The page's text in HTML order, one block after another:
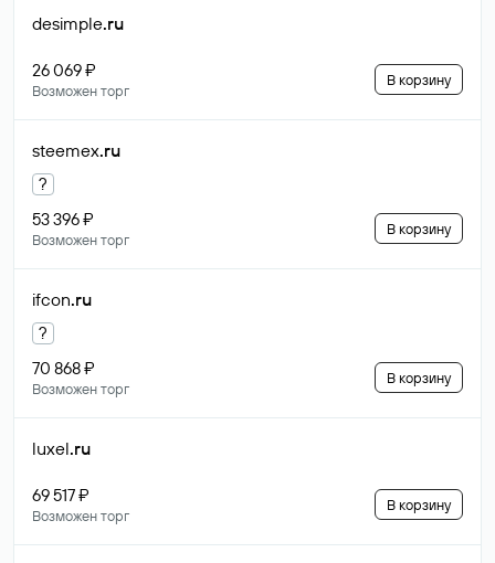
desimple.ru
26 069 ₽
Возможен торг
В корзину
steemex.ru
?
53 396 ₽
Возможен торг
В корзину
ifcon.ru
?
70 868 ₽
Возможен торг
В корзину
luxel.ru
69 517 ₽
Возможен торг
В корзину